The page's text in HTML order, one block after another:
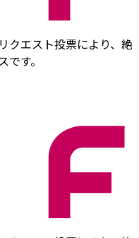
クエスト投票により、絶
す。